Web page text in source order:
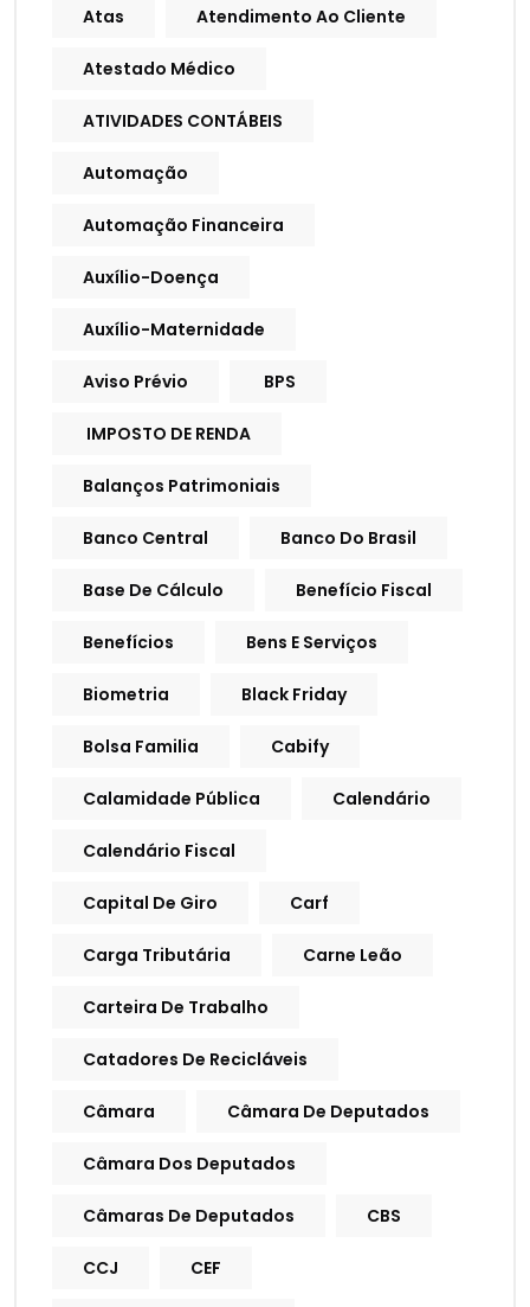
Atas Atendimento Ao Cliente
Atestado Médico
ATIVIDADES CONTÁBEIS
Automação
Automação Financeira
Auxílio-Doença
Auxílio-Maternidade
Aviso Prévio BPS
IMPOSTO DE RENDA
Balanços Patrimoniais
Banco Central Banco Do Brasil
Base De Cálculo Benefício Fiscal
Benefícios Bens E Serviços
Biometria Black Friday
Bolsa Familia Cabify
Calamidade Pública Calendário
Calendário Fiscal
Capital De Giro Carf
Carga Tributária Carne Leão
Carteira De Trabalho
Catadores De Recicláveis
Câmara Câmara De Deputados
Câmara Dos Deputados
Câmaras De Deputados CBS
CCJ CEF